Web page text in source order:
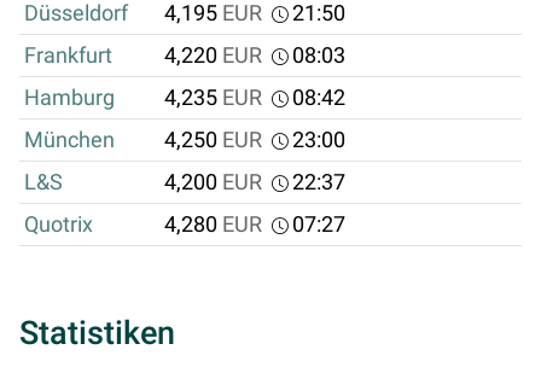
Düsseldorf
4,195 EUR
21:50
Frankfurt
4,220 EUR
08:03
Hamburg
4,235 EUR
08:42
München
4,250 EUR
23:00
L&S
4,200 EUR
22:37
Quotrix
4,280 EUR 07:27
Statistiken